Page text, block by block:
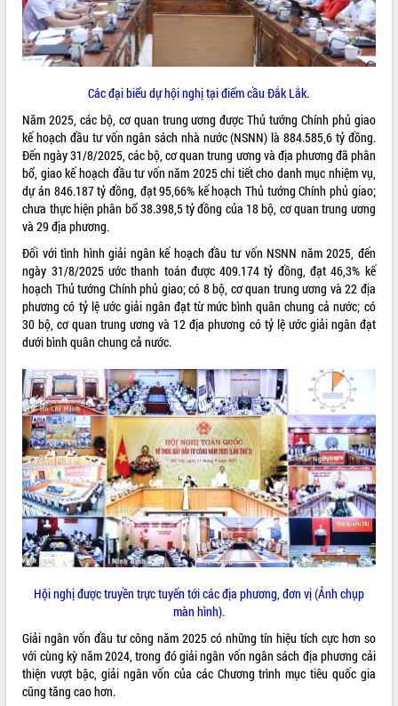
Trailer Lễ hội Sầu riêng Đắk Lắk năm
Khám bệnh, cấp phát thuốc miễn phí
và tặng quà người dân xã Cư Pui
Hội nghị UBND tỉnh Đắk Lắk thường kỳ
tháng 7/2026
Lễ truy tặng danh hiệu “Bà Mẹ Việt
Nam Anh hùng” và trao Huân chương
Lao động
UBND tỉnh Đắk Lắk triển khai nhiệm
vụ 6 tháng cuối năm 2026
Kỳ họp thứ Hai, Hội đồng nhân dân
tỉnh khóa XI quyết nghị nhiều nội dung
quan trọng
Bí thư Tỉnh ủy Lương Nguyễn Minh
Triết thăm, tặng quà người có công với
cách mạng
Rà soát, hoàn thiện hệ thống thiết chế
văn hóa, thể thao đáp ứng yêu cầu
phát triển mới
Thường trực HĐND tỉnh Đắk Lắk gặp
mặt Đoàn chuyên gia y tế TP. Hồ Chí
Minh
Lễ truy điệu và an táng hài cốt liệt sĩ
tại Nghĩa trang Liệt sĩ xã Sơn Hòa
Bàn giải pháp tháo gỡ khó khăn trong
xuất khẩu sầu riêng và triển khai quy
Thứ trưởng Bộ Nông nghiệp và Môi
trường Nguyễn Hoàng Hiệp khảo sát
vùng trồng và doanh nghiệp đóng gói
sầu riêng tại Đắk Lắk
Trình diễn nghệ thuật chế biến các
món ăn từ sầu riêng
ALBUM ẢNH
LIÊN KẾT WEB
THỐNG KÊ TRUY CẬP
Hôm nay: 19968
Tất cả: 66133082
Các đại biểu dự hội nghị tại điểm cầu Đắk Lắk.
Năm 2025, các bộ, cơ quan trung ương được Thủ tướng Chính phủ giao
kế hoạch đầu tư vốn ngân sách nhà nước (NSNN) là 884.585,6 tỷ đồng.
Đến ngày 31/8/2025, các bộ, cơ quan trung ương và địa phương đã phân
bổ, giao kế hoạch đầu tư vốn năm 2025 chi tiết cho danh mục nhiệm vụ,
dự án 846.187 tỷ đồng, đạt 95,66% kế hoạch Thủ tướng Chính phủ giao;
chưa thực hiện phân bổ 38.398,5 tỷ đồng của 18 bộ, cơ quan trung ương
và 29 địa phương.
Đối với tình hình giải ngân kế hoạch đầu tư vốn NSNN năm 2025, đến
ngày 31/8/2025 ước thanh toán được 409.174 tỷ đồng, đạt 46,3% kế
hoạch Thủ tướng Chính phủ giao; có 8 bộ, cơ quan trung ương và 22 địa
phương có tỷ lệ ước giải ngân đạt từ mức bình quân chung cả nước; có
30 bộ, cơ quan trung ương và 12 địa phương có tỷ lệ ước giải ngân đạt
dưới bình quân chung cả nước.
Hội nghị được truyền trực tuyến tới các địa phương, đơn vị (Ảnh chụp
màn hình).
Giải ngân vốn đầu tư công năm 2025 có những tín hiệu tích cực hơn so
với cùng kỳ năm 2024, trong đó giải ngân vốn ngân sách địa phương cải
thiện vượt bậc, giải ngân vốn của các Chương trình mục tiêu quốc gia
cũng tăng cao hơn.